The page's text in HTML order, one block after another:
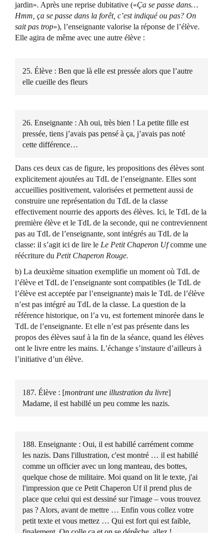
jardin». Après une reprise dubitative («Ça se passe dans…
Hmm, ça se passe dans la forêt, c’est indiqué ou pas? On
sait pas trop»), l’enseignante valorise la réponse de l’élève.
Elle agira de même avec une autre élève :
25. Élève : Ben que là elle est pressée alors que l’autre
elle cueille des fleurs
26. Enseignante : Ah oui, très bien ! La petite fille est
pressée, tiens j’avais pas pensé à ça, j’avais pas noté
cette différence…
Dans ces deux cas de figure, les propositions des élèves sont
explicitement ajoutées au TdL de l’enseignante. Elles sont
accueillies positivement, valorisées et permettent aussi de
construire une représentation du TdL de la classe
effectivement nourrie des apports des élèves. Ici, le TdL de la
première élève et le TdL de la seconde, qui ne contreviennent
pas au TdL de l’enseignante, sont intégrés au TdL de la
classe: il s’agit ici de lire le Le Petit Chaperon Ufcomme une
réécriture du Petit Chaperon Rouge.
b) La deuxième situation exemplifie un moment où TdL de
l’élève et TdL de l’enseignante sont compatibles (le TdL de
l’élève est acceptée par l’enseignante) mais le TdL de l’élève
n’est pas intégré au TdL de la classe. La question de la
référence historique, on l’a vu, est fortement minorée dans le
TdL de l’enseignante. Et elle n’est pas présente dans les
propos des élèves sauf à la fin de la séance, quand les élèves
ont le livre entre les mains. L’échange s’instaure d’ailleurs à
l’initiative d’un élève.
187. Élève : [montrant une illustration du livre]
Madame, il est habillé un peu comme les nazis.
188. Enseignante : Oui, il est habillé carrément comme
les nazis. Dans l'illustration, c'est montré … il est habillé
comme un officier avec un long manteau, des bottes,
quelque chose de militaire. Moi quand on lit le texte, j'ai
l'impression que ce Petit Chaperon Uf il prend plus de
place que celui qui est dessiné sur l'image – vous trouvez
pas ? Alors, avant de mettre … Enfin vous collez votre
petit texte et vous mettez … Qui est fort qui est faible,